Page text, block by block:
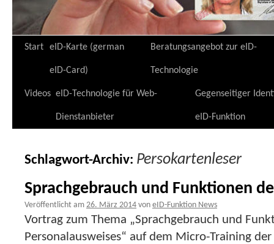
Zum
springen
Start eID-Karte (german
eID-Card)
Beratungsangebot zur eID-
Technologie
Videos eID-Technologie für Web-
Dienstanbieter
Gegenseitiger
eID-Funktion
Schlagwort-Archiv: Persokartenleser
Sprachgebrauch und Funktionen
Veröffentlicht am 26. März 2014 von eID-Funktion News
Vortrag zum Thema „Sprachgebrauch und
Personalausweises“ auf dem Micro-Training